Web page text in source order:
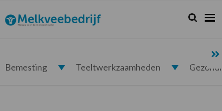
de
hoofdnavigatie
de
hoofd
de
eerste
de
voettekst
Melkveebedrijf.nl Zoeken...
Zoek
Bemesting Teeltwerkzaamheden